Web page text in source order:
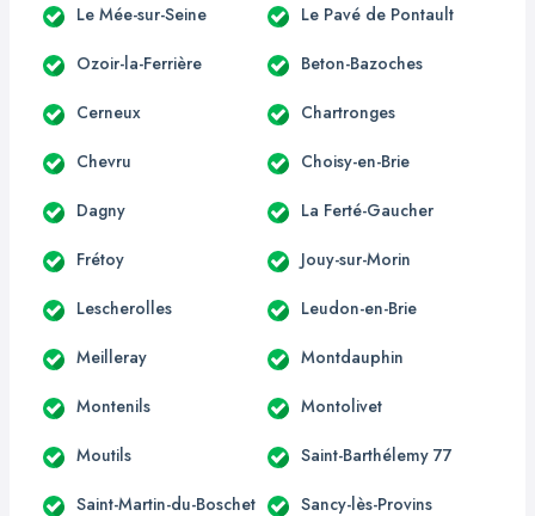
Le Mée-sur-Seine Le Pavé de Pontault
Ozoir-la-Ferrière Beton-Bazoches
Cerneux Chartronges
Chevru Choisy-en-Brie
Dagny La Ferté-Gaucher
Frétoy Jouy-sur-Morin
Lescherolles Leudon-en-Brie
Meilleray Montdauphin
Montenils Montolivet
Moutils Saint-Barthélemy 77
Saint-Martin-du-Boschet Sancy-lès-Provins